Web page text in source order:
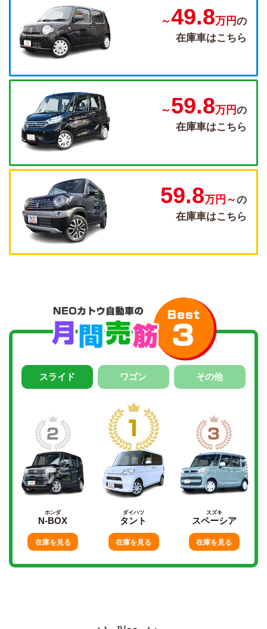
～49.8万円の
在庫車はこちら
～ 59.8万円の
在庫車はこちら
59.8万円～の
在庫車はこちら
スライド ワゴン その他
ダイハツ
タント
在庫を見る
ホンダ
N-BOX
在庫を見る
スズキ
スペーシア
在庫を見る